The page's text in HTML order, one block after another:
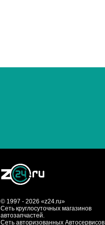
© 1997 - 2026 «z24.ru»
Cеть круглосуточных магазинов
автозапчастей.
Сеть авторизованных Автосервисов